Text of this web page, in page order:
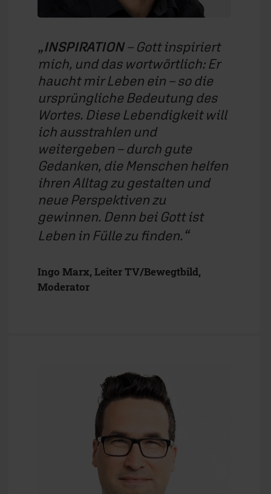
INSPIRATION– Gott inspiriert
mich, und das wortwörtlich: Er
haucht mir Leben ein – so die
ursprüngliche Bedeutung des
Wortes. Diese Lebendigkeit will
ich ausstrahlen und
weitergeben – durch gute
Gedanken, die Menschen helfen
ihren Alltag zu gestalten und
neue Perspektiven zu
gewinnen. Denn bei Gott ist
Leben in Fülle zu finden.
Ingo Marx, Leiter TV/Bewegtbild,
Moderator